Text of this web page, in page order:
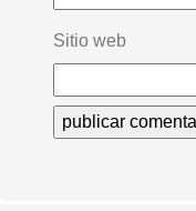
Sitio web